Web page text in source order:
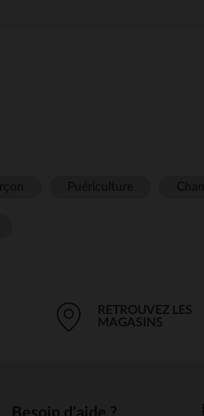
RETROUVEZ LES
MAGASINS